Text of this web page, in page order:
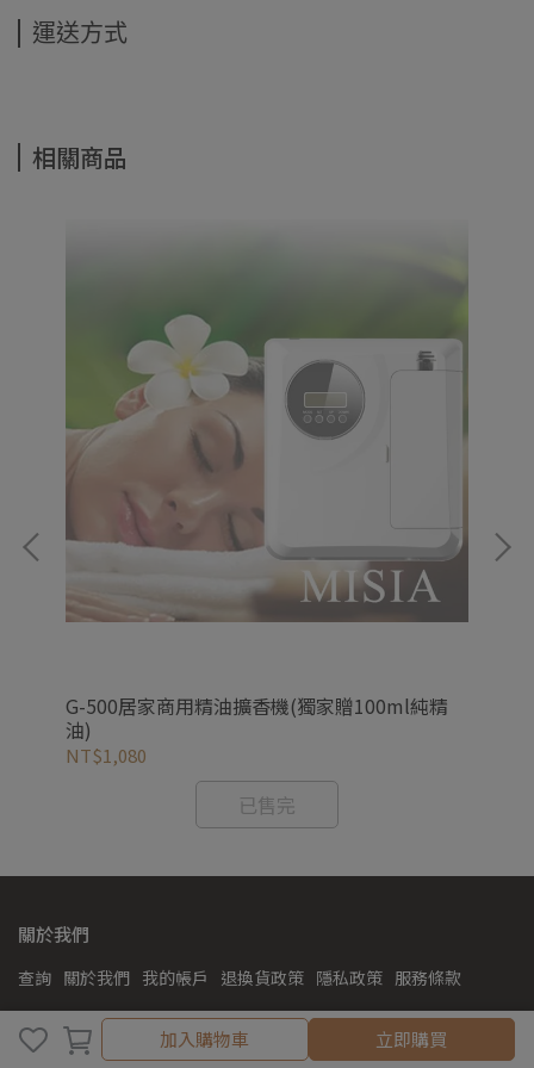
加入購物車
加入購物車 立即購買
運送方式
相關商品
G-500居家商用精油擴香機(獨家贈100ml純精
油)
NT$1,080
已售完
關於我們
查詢 關於我們 我的帳戶 退換貨政策 隱私政策 服務條款
聯絡資訊